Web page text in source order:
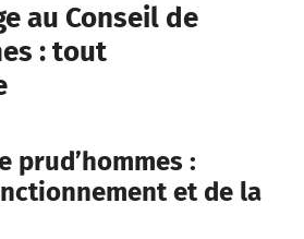
au Conseil de
: tout
prud’hommes :
et de la